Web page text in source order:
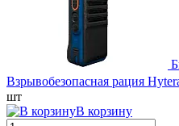
Взрывобезопасная рация
шт
В корзину